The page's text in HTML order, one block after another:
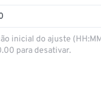
inicial do ajuste
para desativar.